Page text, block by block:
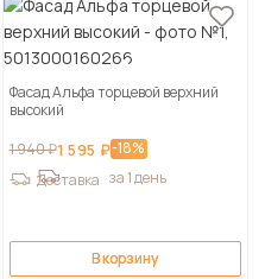
Фасад Альфа торцевой верхний
высокий
1 940 ₽1 595 ₽-18%
Доставка за 1 день
В корзину